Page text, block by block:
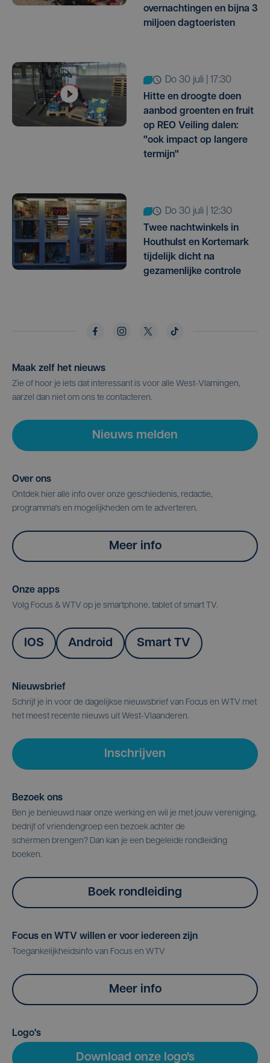
overnachtingen en bijna 3
miljoen dagtoeristen
do 30 juli | 17:30
Hitte en droogte doen
aanbod groenten en fruit
op REO Veiling dalen:
"ook impact op langere
termijn"
do 30 juli | 12:30
Twee nachtwinkels in
Houthulst en Kortemark
tijdelijk dicht na
gezamenlijke controle
Maak zelf het nieuws
Zie of hoor je iets dat interessant is voor alle West-Vlamingen,
aarzel dan niet om ons te contacteren.
Nieuws melden
Over ons
Ontdek hier alle info over onze geschiedenis, redactie,
programma's en mogelijkheden om te adverteren.
Meer info
Onze apps
Volg Focus & WTV op je smartphone, tablet of smart TV.
IOS Android Smart TV
Nieuwsbrief
Schrijf je in voor de dagelijkse nieuwsbrief van Focus en WTV met
het meest recente nieuws uit West-Vlaanderen.
Inschrijven
Bezoek ons
Ben je benieuwd naar onze werking en wil je met jouw vereniging,
bedrijf of vriendengroep een bezoek achter de
schermen brengen? Dan kan je een begeleide rondleiding
boeken.
Boek rondleiding
Focus en WTV willen er voor iedereen zijn
Toegankelijkheidsinfo van Focus en WTV
Meer info
Logo's
Download onze logo's